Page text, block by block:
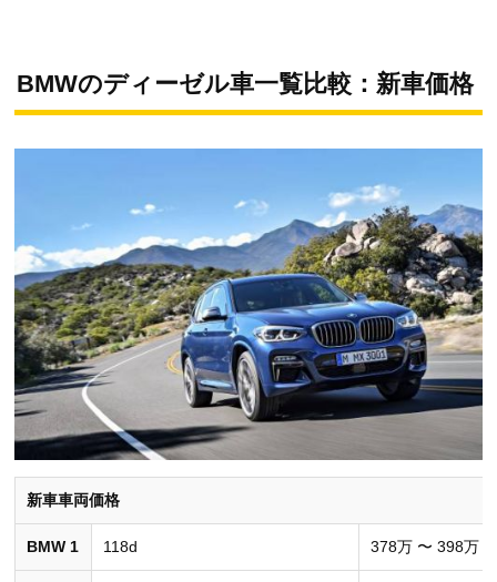
BMWのディーゼル車一覧比較：新車価格
新車車両価格
BMW 1 118d 378万 〜 398万